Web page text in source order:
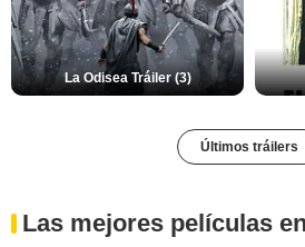
La Odisea Tráiler (3)
Últimos tráilers
Las mejores películas